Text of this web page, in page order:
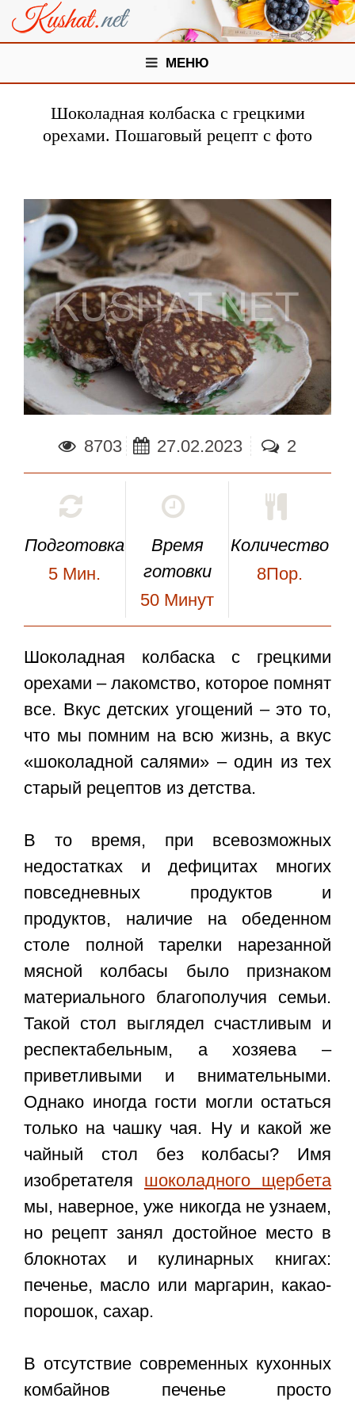
МЕНЮ
Шоколадная колбаска с грецкими
орехами. Пошаговый рецепт с фото
8703 27.02.2023 2
Подготовка
5 Мин.
Время
готовки
50 Минут
Количество
8Пор.
Шоколадная колбаска с грецкими
орехами – лакомство, которое помнят
все. Вкус детских угощений – это то,
что мы помним на всю жизнь, а вкус
«шоколадной салями» – один из тех
старый рецептов из детства.
В то время, при всевозможных
недостатках и дефицитах многих
повседневных продуктов и
продуктов, наличие на обеденном
столе полной тарелки нарезанной
мясной колбасы было признаком
материального благополучия семьи.
Такой стол выглядел счастливым и
респектабельным, а хозяева –
приветливыми и внимательными.
Однако иногда гости могли остаться
только на чашку чая. Ну и какой же
чайный стол без колбасы? Имя
изобретателя шоколадного щербета
мы, наверное, уже никогда не узнаем,
но рецепт занял достойное место в
блокнотах и ​​кулинарных книгах:
печенье, масло или маргарин, какао-
порошок, сахар.
В отсутствие современных кухонных
комбайнов печенье просто